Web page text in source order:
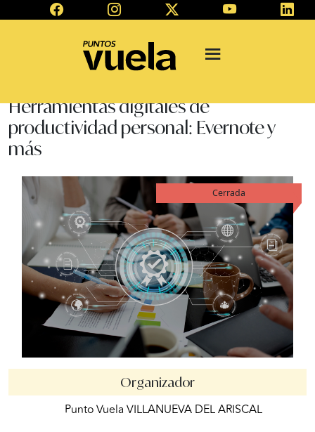
Herramientas digitales de
productividad personal: Evernote y
más
Cerrada
Organizador
Punto Vuela VILLANUEVA DEL ARISCAL